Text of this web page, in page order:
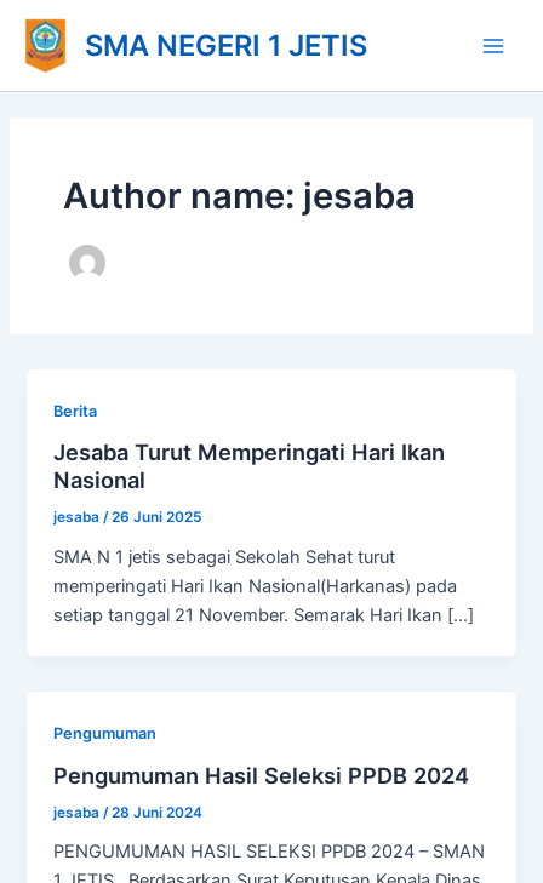
Lewati
konten
SMA NEGERI 1 JETIS
Author name: jesaba
Berita
Jesaba Turut Memperingati Hari Ikan
Nasional
jesaba/26 Juni 2025
SMA N 1 jetis sebagai Sekolah Sehat turut
memperingati Hari Ikan Nasional(Harkanas) pada
setiap tanggal 21 November. Semarak Hari Ikan […]
Pengumuman
Pengumuman Hasil Seleksi PPDB 2024
jesaba /28 Juni 2024
PENGUMUMAN HASIL SELEKSI PPDB 2024 – SMAN